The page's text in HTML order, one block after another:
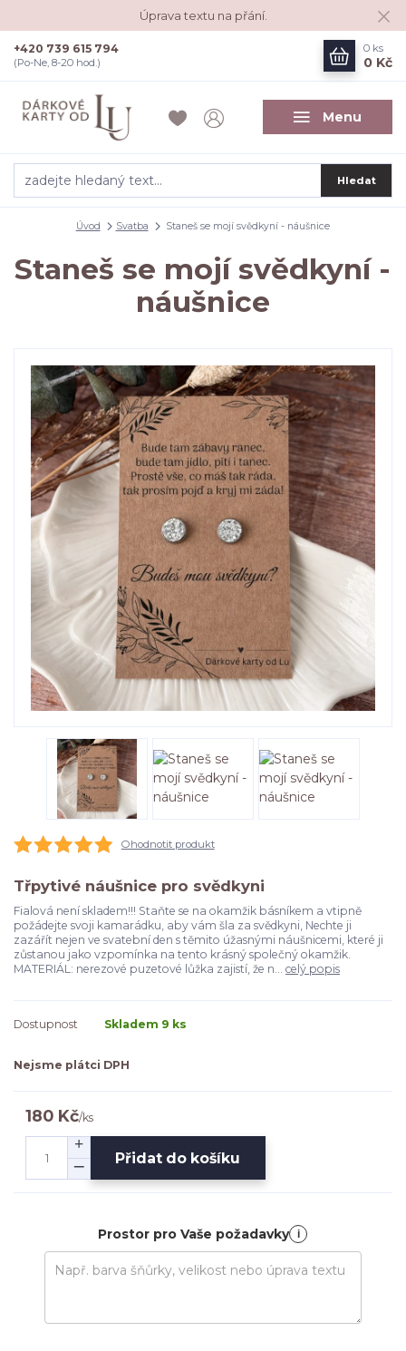
Úprava textu na přání.
Menu
Hledat
+420 739 615 794
(Po-Ne, 8-20 hod.)
0 ks
0 Kč
Úvod Svatba Staneš se mojí svědkyní - náušnice
Staneš se mojí svědkyní -
náušnice
Ohodnotit produkt
Třpytivé náušnice pro svědkyni
Fialová není skladem!!! Staňte se na okamžik básníkem a vtipně
požádejte svoji kamarádku, aby vám šla za svědkyni, Nechte ji
zazářít nejen ve svatební den s těmito úžasnými náušnicemi, které ji
zůstanou jako vzpomínka na tento krásný společný okamžik.
MATERIÁL: nerezové puzetové lůžka zajistí, že n... celý popis
Dostupnost Skladem 9 ks
Nejsme plátci DPH
180 Kč/ks
Přidat do košíku
Prostor pro Vaše požadavky i